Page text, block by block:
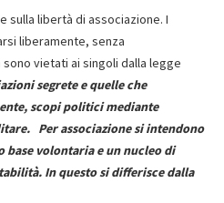
sulla libertà di associazione. I
liberamente, senza
vietati ai singoli dalla legge
segrete e quelle che
scopi politici mediante
Per associazione si intendono
base volontaria e un nucleo di
In questo si differisce dalla